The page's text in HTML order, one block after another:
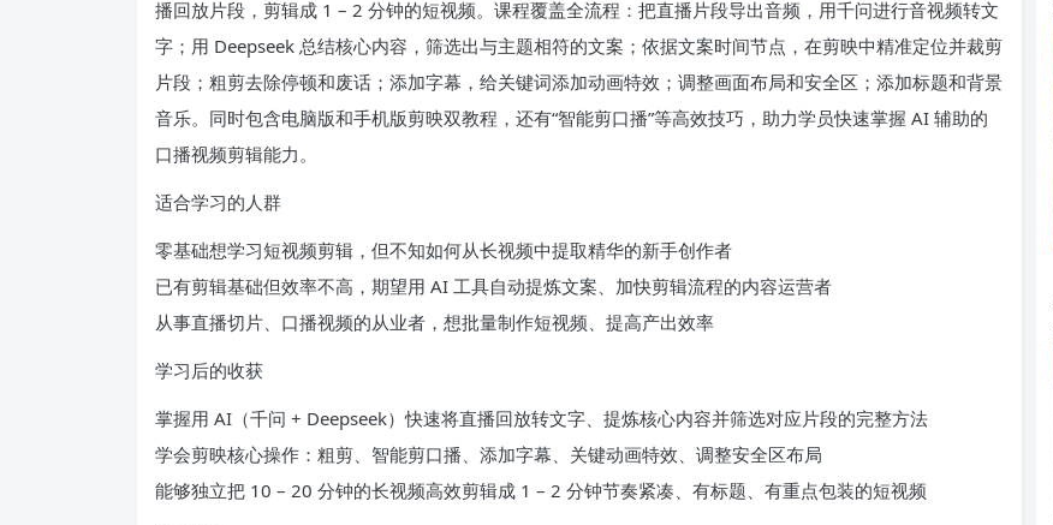
播回放片段，剪辑成 1 – 2 分钟的短视频。课程覆盖全流程：把直播片段导出音频，用千问进行音视频转文
字；用 Deepseek 总结核心内容，筛选出与主题相符的文案；依据文案时间节点，在剪映中精准定位并裁剪
片段；粗剪去除停顿和废话；添加字幕，给关键词添加动画特效；调整画面布局和安全区；添加标题和背景
音乐。同时包含电脑版和手机版剪映双教程，还有“智能剪口播”等高效技巧，助力学员快速掌握 AI 辅助的
口播视频剪辑能力。
适合学习的人群
零基础想学习短视频剪辑，但不知如何从长视频中提取精华的新手创作者
已有剪辑基础但效率不高，期望用 AI 工具自动提炼文案、加快剪辑流程的内容运营者
从事直播切片、口播视频的从业者，想批量制作短视频、提高产出效率
学习后的收获
掌握用 AI（千问 + Deepseek）快速将直播回放转文字、提炼核心内容并筛选对应片段的完整方法
学会剪映核心操作：粗剪、智能剪口播、添加字幕、关键动画特效、调整安全区布局
能够独立把 10 – 20 分钟的长视频高效剪辑成 1 – 2 分钟节奏紧凑、有标题、有重点包装的短视频